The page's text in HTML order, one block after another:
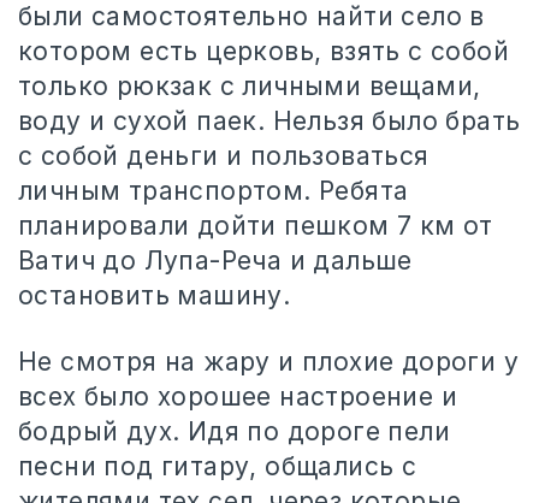
были самостоятельно найти село в
котором есть церковь, взять с собой
только рюкзак с личными вещами,
воду и сухой паек. Нельзя было брать
с собой деньги и пользоваться
личным транспортом. Ребята
планировали дойти пешком 7 км от
Ватич до Лупа-Реча и дальше
остановить машину.
Не смотря на жару и плохие дороги у
всех было хорошее настроение и
бодрый дух. Идя по дороге пели
песни под гитару, общались с